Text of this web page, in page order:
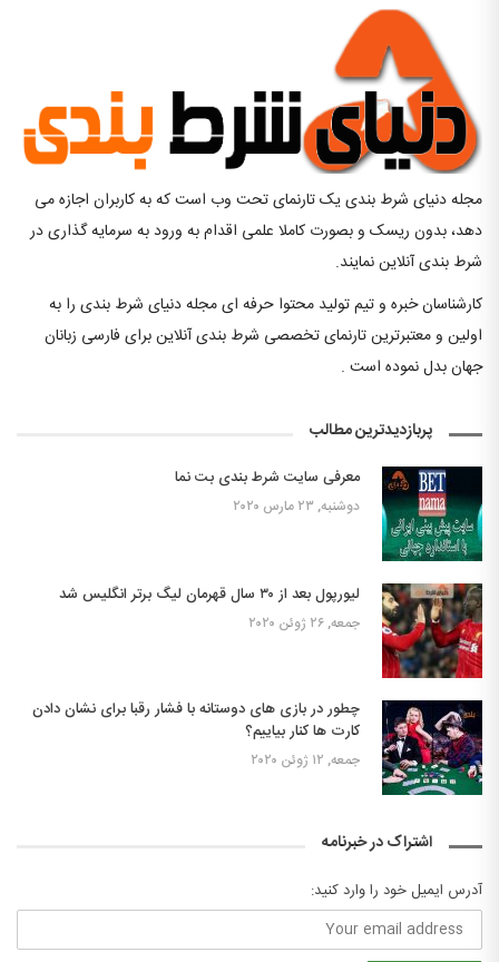
مجله دنیای شرط بندی یک تارنمای تحت وب است که به کاربران اجازه می
دهد، بدون ریسک و بصورت کاملا علمی اقدام به ورود به سرمایه گذاری در
شرط بندی آنلاین نمایند.
کارشناسان خبره و تیم تولید محتوا حرفه ای مجله دنیای شرط بندی را به
اولین و معتبرترین تارنمای تخصصی شرط بندی آنلاین برای فارسی زبانان
جهان بدل نموده است .
پربازدیدترین مطالب
معرفی سایت شرط بندی بت نما
دوشنبه, ۲۳ مارس ۲۰۲۰
لیورپول بعد از ۳۰ سال قهرمان لیگ برتر انگلیس شد
جمعه, ۲۶ ژوئن ۲۰۲۰
چطور در بازی های دوستانه با فشار رقبا برای نشان دادن
کارت ها کنار بیاییم؟
جمعه, ۱۲ ژوئن ۲۰۲۰
اشتراک در خبرنامه
آدرس ایمیل خود را وارد کنید: